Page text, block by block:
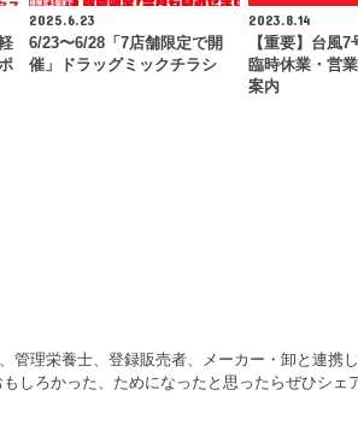
2025.6.23
6/23〜6/28「7店舗限定で開
催」ドラッグミックチラシ
2023.8.14
【重要】台風7
臨時休業・営
案内
管理栄養士、登録販売者、メーカー・卸と連携
しろかった、ためになったと思ったらぜひシェ